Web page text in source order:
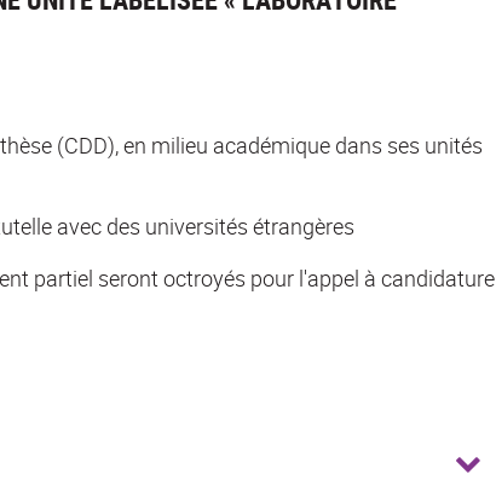
(CDD), en milieu académique dans ses unités
avec des universités étrangères
partiel seront octroyés pour l'appel à candidature